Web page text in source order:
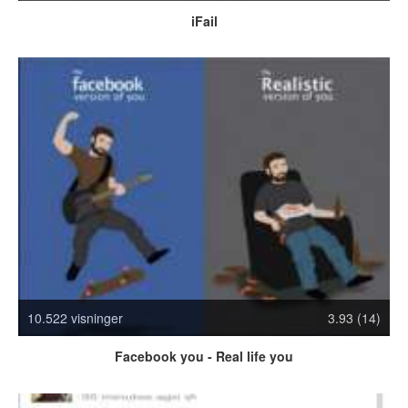
Facebook mm.
Illusioner
Kodak Moments
Memes
Mennesker
Nasty Shit!
Owned & Fail!
Rage Face
SMS & Autocorrect
Tattoos
Tegninger
Bedst bedømte
Flest visninger
Mest omtalte
iFail
10.522 visninger 3.93 (14)
Facebook you - Real life you